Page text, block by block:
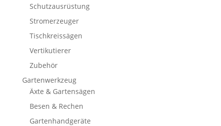
Schutzausrüstung
Stromerzeuger
Tischkreissägen
Vertikutierer
Zubehör
Gartenwerkzeug
Äxte & Gartensägen
Besen & Rechen
Gartenhandgeräte